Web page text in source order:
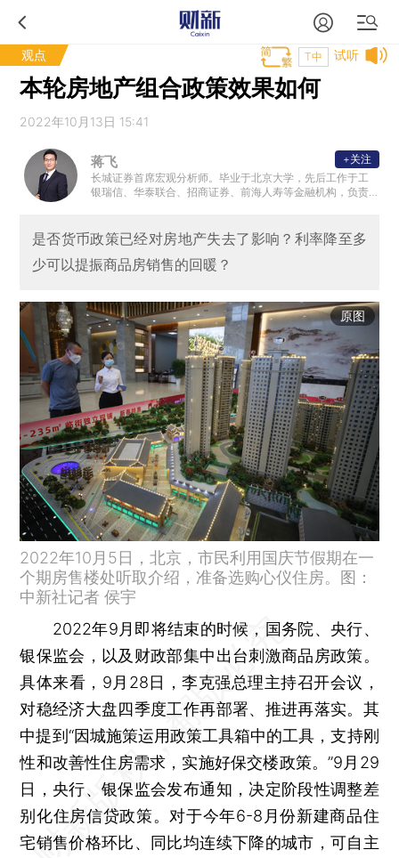
观点 试听
T中
本轮房地产组合政策效果如何
2022年10月13日 15:41
蒋飞
长城证券首席宏观分析师。毕业于北京大学，先后工作于工
银瑞信、华泰联合、招商证券、前海人寿等金融机构，负责
+关注
是否货币政策已经对房地产失去了影响？利率降至多
少可以提振商品房销售的回暖？
原图
2022年10月5日，北京，市民利用国庆节假期在一
个期房售楼处听取介绍，准备选购心仪住房。图：
中新社记者 侯宇
2022年9月即将结束的时候，国务院、央行、
银保监会，以及财政部集中出台刺激商品房政策。
具体来看，9月28日，李克强总理主持召开会议，
对稳经济大盘四季度工作再部署、推进再落实。其
中提到“因城施策运用政策工具箱中的工具，支持刚
性和改善性住房需求，实施好保交楼政策。”9月29
日，央行、银保监会发布通知，决定阶段性调整差
别化住房信贷政策。对于今年6-8月份新建商品住
宅销售价格环比、同比均连续下降的城市，可自主